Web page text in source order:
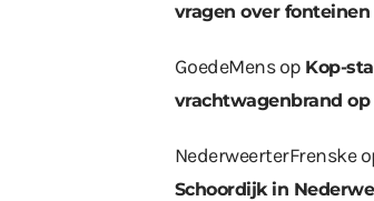
vragen over
GoedeMensop Kop-
vrachtwagenbrand op
NederweerterFrenske
Schoordijk in